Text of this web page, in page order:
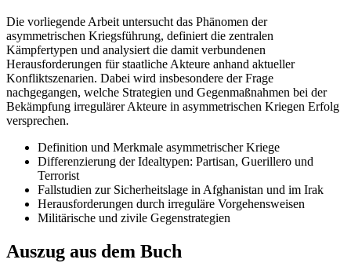
Die vorliegende Arbeit untersucht das Phänomen der
asymmetrischen Kriegsführung, definiert die zentralen
Kämpfertypen und analysiert die damit verbundenen
Herausforderungen für staatliche Akteure anhand aktueller
Konfliktszenarien. Dabei wird insbesondere der Frage
nachgegangen, welche Strategien und Gegenmaßnahmen bei der
Bekämpfung irregulärer Akteure in asymmetrischen Kriegen Erfolg
versprechen.
Definition und Merkmale asymmetrischer Kriege
Differenzierung der Idealtypen: Partisan, Guerillero und
Terrorist
Fallstudien zur Sicherheitslage in Afghanistan und im Irak
Herausforderungen durch irreguläre Vorgehensweisen
Militärische und zivile Gegenstrategien
Auszug aus dem Buch